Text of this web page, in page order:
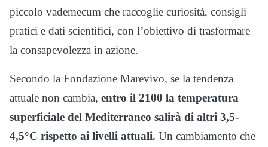
piccolo vademecum che raccoglie curiosità, consigli
pratici e dati scientifici, con l’obiettivo di trasformare
la consapevolezza in azione.
Secondo la Fondazione Marevivo, se la tendenza
attuale non cambia, entro il 2100 la temperatura
superficiale del Mediterraneo salirà di altri 3,5-
4,5°C rispetto ai livelli attuali. Un cambiamento che